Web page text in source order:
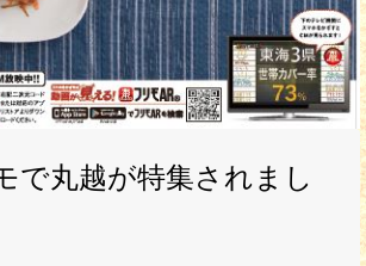
で丸越が特集されまし